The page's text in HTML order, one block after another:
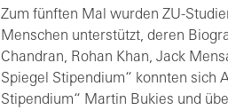
Zum fünften Mal wurden ZU-
Menschen unterstützt, deren
Chandran, Rohan Khan, Jack
Spiegel Stipendium“ konnten sich
Stipendium“ Martin Bukies und